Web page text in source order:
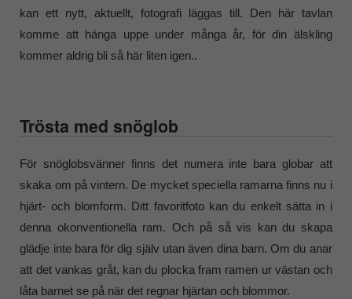
kan ett nytt, aktuellt, fotografi läggas till. Den här tavlan
komme att hänga uppe under många år, för din älskling
kommer aldrig bli så här liten igen..
Trösta med snöglob
För snöglobsvänner finns det numera inte bara globar att
skaka om på vintern. De mycket speciella ramarna finns nu i
hjärt- och blomform. Ditt favoritfoto kan du enkelt sätta in i
denna okonventionella ram. Och på så vis kan du skapa
glädje inte bara för dig själv utan även dina barn. Om du anar
att det vankas gråt, kan du plocka fram ramen ur västan och
låta barnet se på när det regnar hjärtan och blommor.